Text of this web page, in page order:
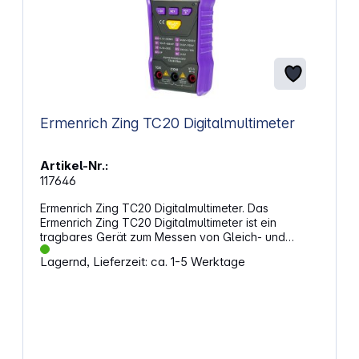
Ermenrich Zing TC20 Digitalmultimeter
Artikel-Nr.:
117646
Ermenrich Zing TC20 Digitalmultimeter. Das
Ermenrich Zing TC20 Digitalmultimeter ist ein
tragbares Gerät zum Messen von Gleich- und
Wechselspannung, Gleich- und Wechselstrom,
Widerstand und Kapazitanz. Es hat keinen
Lagernd, Lieferzeit: ca. 1-5 Werktage